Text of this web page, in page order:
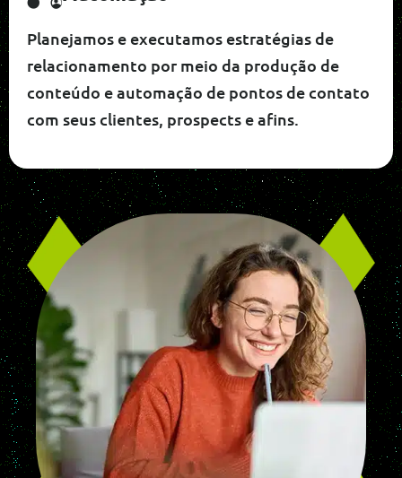
Planejamos e executamos estratégias de
relacionamento por meio da produção de
conteúdo e automação de pontos de contato
com seus clientes, prospects e afins.